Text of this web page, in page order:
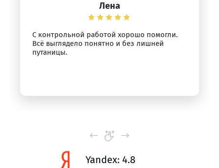
Лена
С контрольной работой хорошо помогли.
Всё выглядело понятно и без лишней
путаницы.
Yandex: 4.8